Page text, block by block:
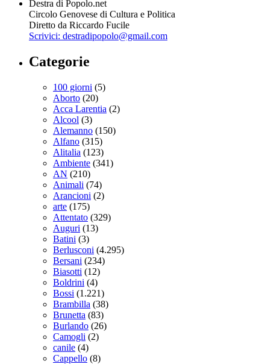
Destra di Popolo.net
Circolo Genovese di Cultura e Politica
Diretto da Riccardo Fucile
Scrivici: destradipopolo@gmail.com
Categorie
100 giorni (5)
Aborto (20)
Acca Larentia (2)
Alcool (3)
Alemanno (150)
Alfano (315)
Alitalia (123)
Ambiente (341)
AN (210)
Animali (74)
Arancioni (2)
arte (175)
Attentato (329)
Auguri (13)
Batini (3)
Berlusconi (4.295)
Bersani (234)
Biasotti (12)
Boldrini (4)
Bossi (1.221)
Brambilla (38)
Brunetta (83)
Burlando (26)
Camogli (2)
canile (4)
Cappello (8)